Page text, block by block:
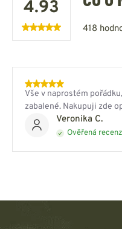
4.93
418
Veronika C.
Ověřená
Vše v naprostém
zabalené. Nakupuji zde